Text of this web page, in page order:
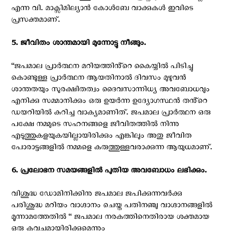
എന്ന വി. മാക്സിമില്യാൻ കോൾബേ വാക്കുകൾ ഇവിടെ
പ്രസക്തമാണ്.
5. ജീവിതം ശാന്തമായി മുന്നോട്ടു നീങ്ങും.
“ജപമാല പ്രാർത്ഥന മറിയത്തിൻ്റെ കൈയ്യിൽ പിടിച്ചു
കൊണ്ടുള്ള പ്രാർത്ഥന ആയതിനാൽ ദിവസം മുഴുവൻ
ശാന്തതയും സുരക്ഷിതത്വം ദൈവസാന്നിധ്യ അവബോധവും
എനിക്കു സമ്മാനിക്കും ഒരു ഉയർന്ന ഉദ്യോഗസ്ഥൻ തൻ്റെ
ഡയറിയിൽ കുറിച്ച വാക്യമാണിത്. ജപമാല പ്രാർത്ഥന ഒരു
പക്ഷേ നമ്മുടെ സഹനങ്ങളെ ജീവിതത്തിൽ നിന്നു
എടുത്തുകളയുകയില്ലായിരിക്കും എങ്കിലും അതു ജീവിത
പോരാട്ടങ്ങളിൽ നമ്മളെ കരുത്തുള്ളവരാക്കുന്ന ആയുധമാണ്.
6. പ്രലോഭന സമയങ്ങളിൽ പുതിയ അവബോധം ലഭിക്കും.
വിശുദ്ധ ഡോമിനിക്കിനു ജപമാല ജപിക്കുന്നവർക്കു
പരിശുദ്ധ മറിയം വാഗ്ദാനം ചെയ്ത പതിനഞ്ചു വാഗ്ദാനങ്ങളിൽ
മൂന്നാമത്തേതിൽ “ ജപമാല നരകത്തിനെതിരായ ശക്തമായ
ഒരു കവചമായിരിക്കുമെന്നും